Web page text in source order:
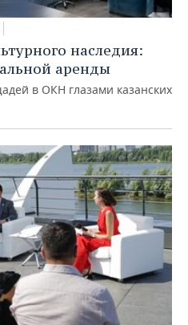
наследия:
аренды
в ОКН глазами казанских